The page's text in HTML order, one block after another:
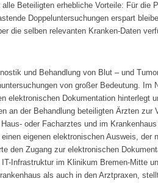
alle Beteiligten erhebliche Vorteile: Für die
Doppeluntersuchungen erspart
die selben relevanten Kranken-Daten
und Behandlung von Blut – und
von großer Bedeutung. Im
elektronischen Dokumentation hinterlegt
an der Behandlung beteiligten Ärzten zur
oder Facharztes und im
eigenen elektronischen Ausweis, der
den Zugang zur elektronischen
Infrastruktur im Klinikum Bremen-Mitte
als auch in den Arztpraxen,